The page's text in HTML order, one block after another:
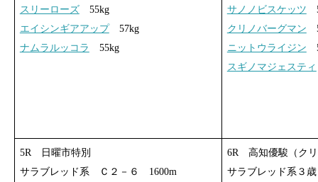
スリーローズ55kg
エイシンギアアップ57kg
ナムラルッコラ
55kg
サノノビスケッツ
クリノバーグマン
ニットウライジン
スギノマジェスティ
5R 日曜市特別
サラブレッド系 Ｃ２－６ 1600m
6R 高知優駿（ク
サラブレッド系３